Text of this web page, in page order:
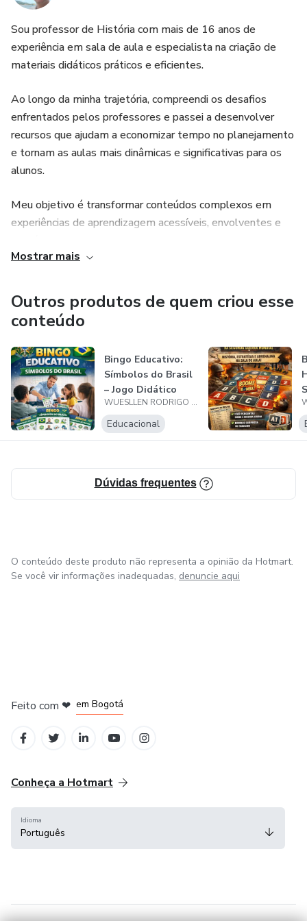
Divirta-se com amigos e familiares enquanto se tornam
verdadeiros detetives das fontes históricas!
Garanta seu jogo agora e embarque em uma jornada única
👉 Clique abaixo para adquirir seu jogo e começar a
desvendar os mistérios históricos! 👈
Sou professor de História com mais de 16 anos de
experiência em sala de aula e especialista na criação de
materiais didáticos práticos e eficientes.
Ao longo da minha trajetória, compreendi os desafios
enfrentados pelos professores e passei a desenvolver
recursos que ajudam a economizar tempo no planejamento
e tornam as aulas mais dinâmicas e significativas para os
alunos.
Meu objetivo é transformar conteúdos complexos em
experiências de aprendizagem acessíveis, envolventes e
Mostrar mais
Outros produtos de quem criou esse
conteúdo
Bingo Educativo:
Símbolos do Brasil
– Jogo Didático
para Ens...
WUESLLEN RODRIGO MARQUES
Educacional
Dúvidas frequentes
O conteúdo deste produto não representa a opinião da Hotmart.
Se você vir informações inadequadas, denuncie aqui
Feito com ❤ em Bogotá
Conheça a Hotmart
Idioma
Português